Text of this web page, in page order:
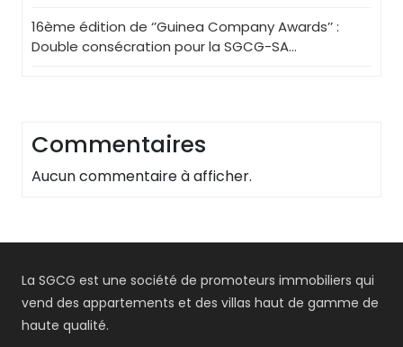
16ème édition de ‘’Guinea Company Awards’’ :
Double consécration pour la SGCG-SA…
Commentaires
Aucun commentaire à afficher.
La SGCG est une société de promoteurs immobiliers qui
vend des appartements et des villas haut de gamme de
haute qualité.